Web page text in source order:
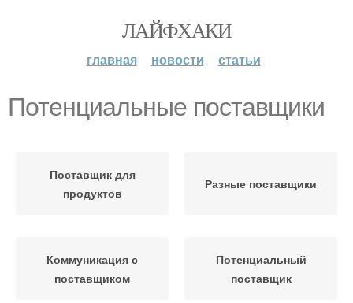
ЛАЙФХАКИ
главная новости статьи
Потенциальные поставщики
Поставщик для
продуктов
Разные поставщики
Коммуникация с
поставщиком
Потенциальный
поставщик